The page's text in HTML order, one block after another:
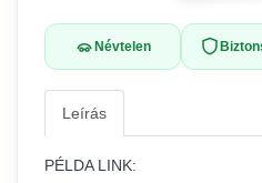
Névtelen
Leírás
PÉLDA LINK: